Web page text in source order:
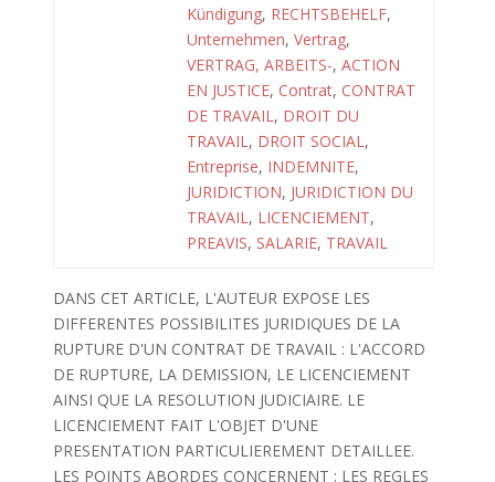
Kündigung, RECHTSBEHELF,
Unternehmen, Vertrag,
VERTRAG, ARBEITS-, ACTION
EN JUSTICE, Contrat, CONTRAT
DE TRAVAIL, DROIT DU
TRAVAIL, DROIT SOCIAL,
Entreprise, INDEMNITE,
JURIDICTION, JURIDICTION DU
TRAVAIL, LICENCIEMENT,
PREAVIS, SALARIE, TRAVAIL
DANS CET ARTICLE, L'AUTEUR EXPOSE LES
DIFFERENTES POSSIBILITES JURIDIQUES DE LA
RUPTURE D'UN CONTRAT DE TRAVAIL : L'ACCORD
DE RUPTURE, LA DEMISSION, LE LICENCIEMENT
AINSI QUE LA RESOLUTION JUDICIAIRE. LE
LICENCIEMENT FAIT L'OBJET D'UNE
PRESENTATION PARTICULIEREMENT DETAILLEE.
LES POINTS ABORDES CONCERNENT : LES REGLES